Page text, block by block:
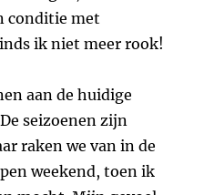
conditie met
ik niet meer rook!
aan de huidige
seizoenen zijn
raken we van in de
weekend, toen ik